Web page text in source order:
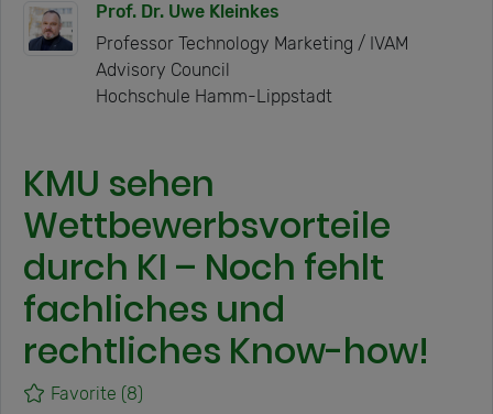
Prof. Dr. Uwe Kleinkes
Professor Technology Marketing / IVAM
Advisory Council
Hochschule Hamm-Lippstadt
KMU sehen
Wettbewerbsvorteile
durch KI – Noch fehlt
fachliches und
rechtliches Know-how!
Favorite (8)